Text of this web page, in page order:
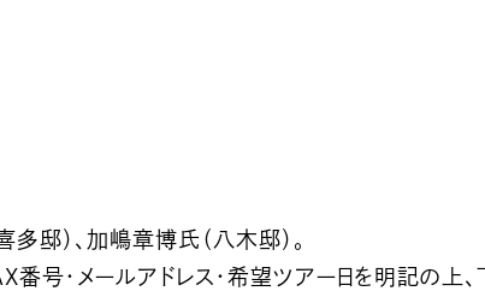
）、加嶋章博氏（八木邸）。
号・メールアドレス・希望ツアー日を明記の上